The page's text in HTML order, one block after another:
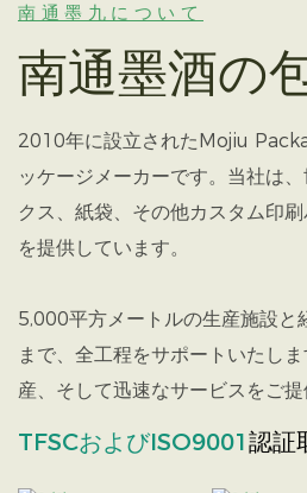
南通墨九について
南通墨酒の
2010年に設立されたMojiu
ッケージメーカーです。当社は
クス、紙袋、その他カスタム印
を提供しています。
5,000平方メートルの生産施設と
まで、全工程をサポートいたし
産、そして迅速なサービスをご
TFSCおよびISO9001認証